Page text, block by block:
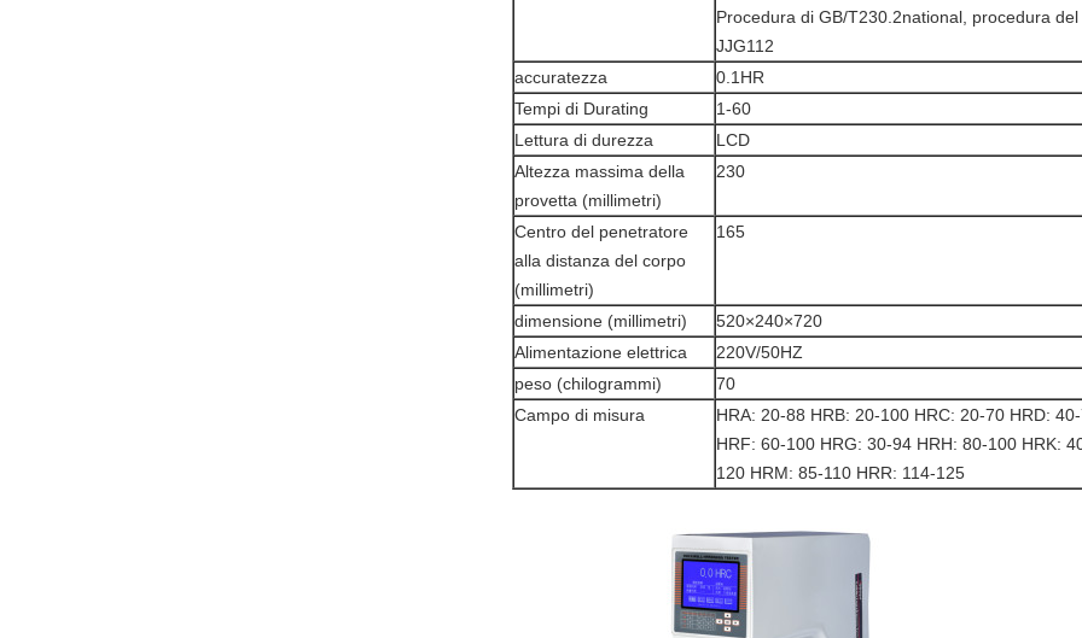
Procedura di GB/T230.2national, procedura
JJG112
accuratezza
0.1HR
Tempi di Durating
1-60
Lettura di durezza
LCD
Altezza massima della
provetta (millimetri)
230
Centro del penetratore
alla distanza del corpo
(millimetri)
165
dimensione (millimetri)
520×240×720
Alimentazione elettrica
220V/50HZ
peso (chilogrammi)
70
Campo di misura
HRA: 20-88 HRB: 20-100 HRC: 20-70 HRD:
HRF: 60-100 HRG: 30-94 HRH: 80-100 HRK:
120 HRM: 85-110 HRR: 114-125